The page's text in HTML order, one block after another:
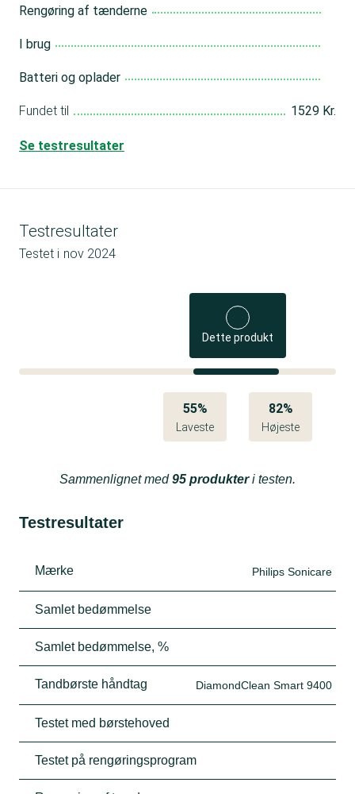
Rengøring af tænderne
I brug
Batteri og oplader
Fundet til 1529 Kr.
Se testresultater
Testresultater
Testet i nov 2024
Dette produkt
55%
Laveste
82%
Højeste
Sammenlignet med95 produkteri testen.
Testresultater
Mærke Philips Sonicare
Samlet bedømmelse
Samlet bedømmelse, %
Tandbørste håndtag DiamondClean Smart 9400
Testet med børstehoved
Testet på rengøringsprogram